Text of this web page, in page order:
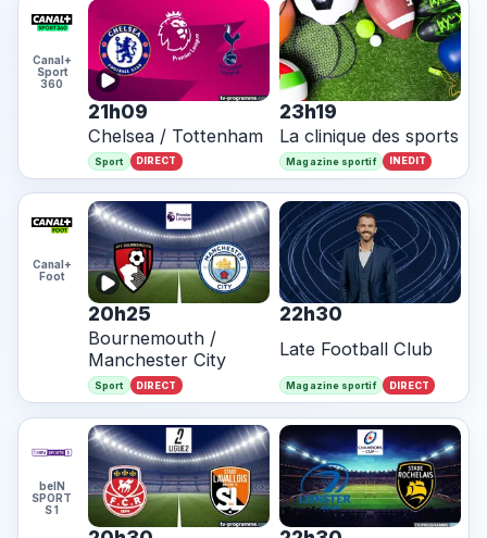
Canal+
Sport
360
21h09
Chelsea / Tottenham
Sport DIRECT
23h19
La clinique des sports
Magazine sportif INEDIT
Canal+
Foot
20h25
Bournemouth /
Manchester City
Sport DIRECT
22h30
Late Football Club
Magazine sportif DIRECT
beIN
SPORT
S 1